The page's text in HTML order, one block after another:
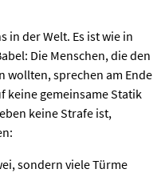
in der Welt. Es ist wie in
Die Menschen, die den
wollten, sprechen am Ende
keine gemeinsame Statik
keine Strafe ist,
sondern viele Türme